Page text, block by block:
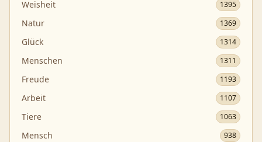
Weisheit 1395
Natur 1369
Glück 1314
Menschen 1311
Freude 1193
Arbeit 1107
Tiere 1063
Mensch 938